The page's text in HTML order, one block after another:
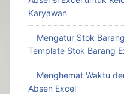
Karyawan
Mengatur Stok
Template Stok Barang
Menghemat Waktu
Absen Excel